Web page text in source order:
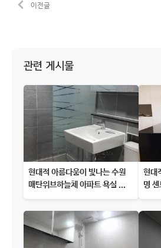
이전글
관련 게시물
현대적 아름다움이 빛나는 수원
매탄위브하늘체 아파트 욕실 ...
현대
명